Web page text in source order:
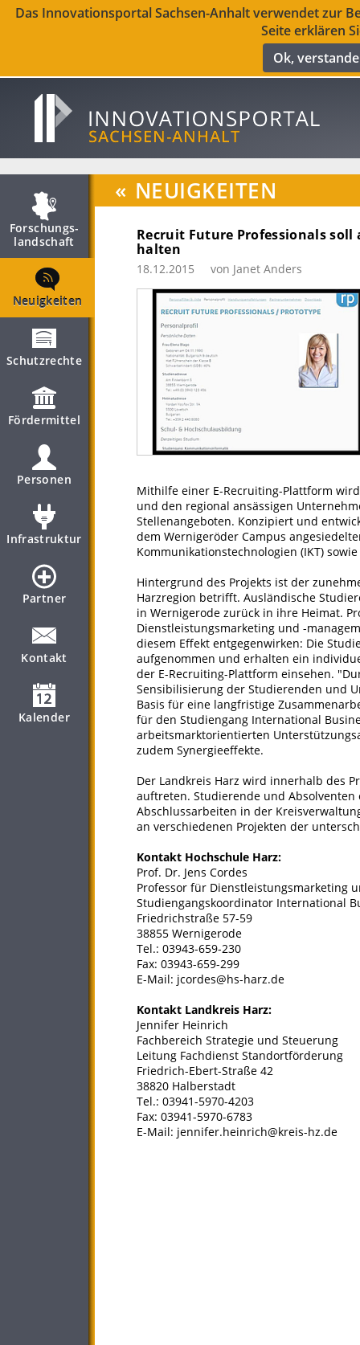
Das Innovationsportal Sachsen-Anhalt verwendet zur
Seite erklären
Ok,
Forschungs­
landschaft
Neuigkeiten
Schutzrechte
Fördermittel
Personen
Infrastruktur
Partner
Kontakt
Kalender
« NEUIGKEITEN
Recruit Future Professionals
halten
18.12.2015 von Janet Anders
Mithilfe einer E-Recruiting-Plattform
und den regional ansässigen
Stellenangeboten. Konzipiert und
dem Wernigeröder Campus
Kommunikationstechnologien (IKT)
Hintergrund des Projekts ist der
Harzregion betrifft. Ausländische
in Wernigerode zurück in ihre Heimat.
Dienstleistungsmarketing und -
diesem Effekt entgegenwirken: Die
aufgenommen und erhalten ein
der E-Recruiting-Plattform einsehen.
Sensibilisierung der Studierenden und
Basis für eine langfristige
für den Studiengang International
arbeitsmarktorientierten
zudem Synergieeffekte.
Der Landkreis Harz wird innerhalb des
auftreten. Studierende und
Abschlussarbeiten in der
an verschiedenen Projekten der
Kontakt Hochschule Harz:
Prof. Dr. Jens Cordes
Professor für Dienstleistungsmarketing
Studiengangskoordinator International
Friedrichstraße 57-59
38855 Wernigerode
Tel.: 03943-659-230
Fax: 03943-659-299
E-Mail: jcordes@hs-harz.de
Kontakt Landkreis Harz:
Jennifer Heinrich
Fachbereich Strategie und Steuerung
Leitung Fachdienst Standortförderung
Friedrich-Ebert-Straße 42
38820 Halberstadt
Tel.: 03941-5970-4203
Fax: 03941-5970-6783
E-Mail: jennifer.heinrich@kreis-hz.de